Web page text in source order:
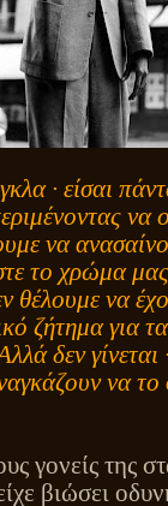
∙ είσαι
να
να
το χρώμα μας
θέλουμε να
ζήτημα για
δεν γίνεται
να το
γονείς της
βιώσει